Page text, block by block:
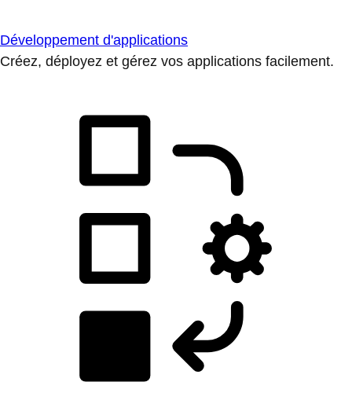
Développement d'applications
Créez, déployez et gérez vos applications facilement.